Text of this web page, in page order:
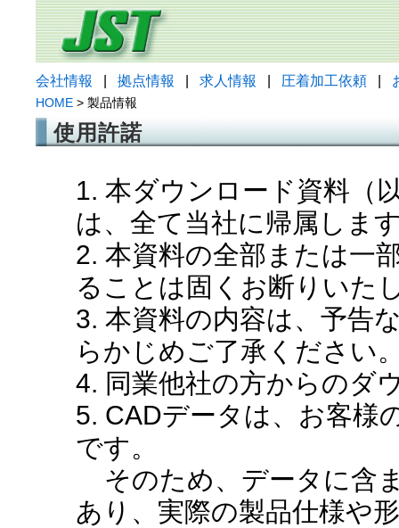
会社情報 拠点情報 求人情報 圧着加工依頼
HOME > 製品情報
使用許諾
1. 本ダウンロード資料（
は、全て当社に帰属しま
2. 本資料の全部または一
ることは固くお断りいた
3. 本資料の内容は、予告
らかじめご了承ください
4. 同業他社の方からのダ
5. CADデータは、お客様
です。
そのため、データに含
あり、実際の製品仕様や